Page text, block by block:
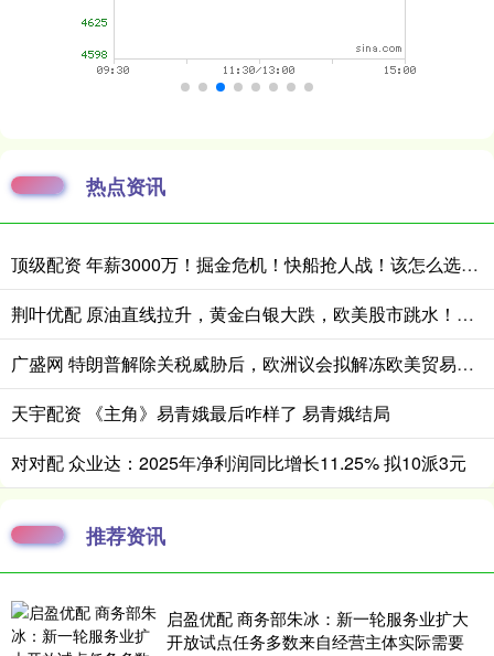
热点资讯
顶级配资 年薪3000万！掘金危机！快船抢人战！该怎么选择？
荆叶优配 原油直线拉升，黄金白银大跌，欧美股市跳水！中东再生变数：美国已拒绝伊朗就结束战争提出的书面方案
广盛网 特朗普解除关税威胁后，欧洲议会拟解冻欧美贸易协定审议，格陵兰总理重申底线
天宇配资 《主角》易青娥最后咋样了 易青娥结局
对对配 众业达：2025年净利润同比增长11.25% 拟10派3元
推荐资讯
启盈优配 商务部朱冰：新一轮服务业扩大
开放试点任务多数来自经营主体实际需要